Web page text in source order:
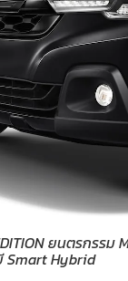
ยนตรกรร
Smart Hybrid